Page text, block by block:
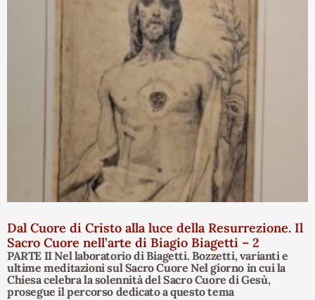
Dal Cuore di Cristo alla luce della Resurrezione. Il
Sacro Cuore nell’arte di Biagio Biagetti – 2
PARTE II Nel laboratorio di Biagetti. Bozzetti, varianti e
ultime meditazioni sul Sacro Cuore Nel giorno in cui la
Chiesa celebra la solennità del Sacro Cuore di Gesù,
prosegue il percorso dedicato a questo tema